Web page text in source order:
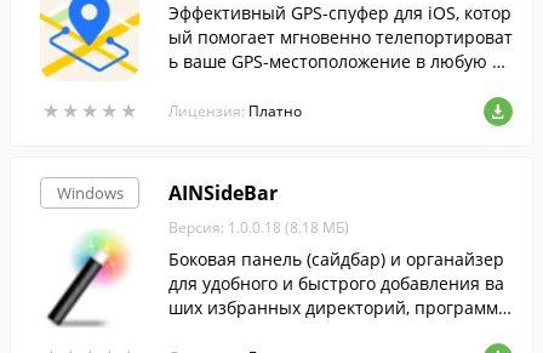
★ ★ ★ ★ ★
★ ★ ★ ★ ★
Эффективный GPS-спуфер для iOS, котор
ый помогает мгновенно телепортироват
ь ваше GPS-местоположение в любую то
Лицензия: Платно
Windows AINSideBar
Версия: 1.0.0.18 (8.18 МБ)
Боковая панель (сайдбар) и органайзер
для удобного и быстрого добавления ва
ших избранных директорий, программ,